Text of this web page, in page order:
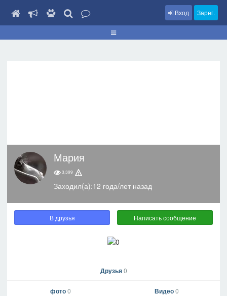
Вход Зарег.
Мария
3,399
Заходил(а):12 года/лет назад
В друзья Написать сообщение
Друзья0
фото0 Видео0